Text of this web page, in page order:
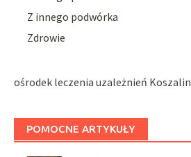
Z innego podwórka
Zdrowie
ośrodek leczenia uzależnień Koszalin
POMOCNE ARTYKUŁY